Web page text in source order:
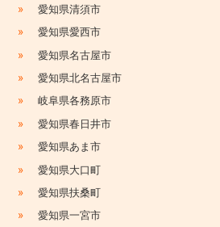
» 愛知県清須市
» 愛知県愛西市
» 愛知県名古屋市
» 愛知県北名古屋市
» 岐阜県各務原市
» 愛知県春日井市
» 愛知県あま市
» 愛知県大口町
» 愛知県扶桑町
» 愛知県一宮市